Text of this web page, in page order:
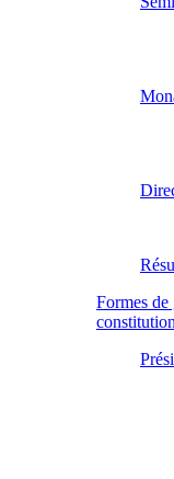
Formes de